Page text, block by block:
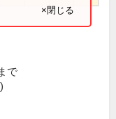
×閉じる
で
)